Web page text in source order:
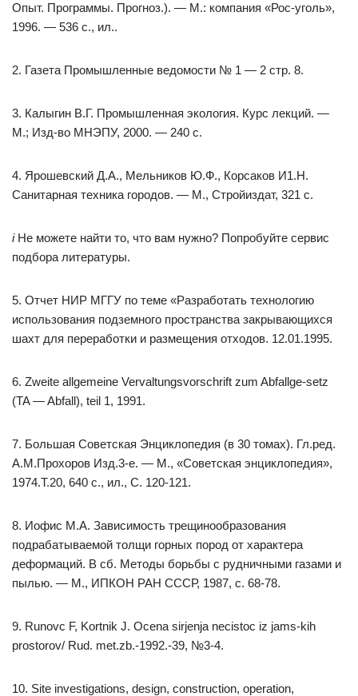
Опыт. Программы. Прогноз.). — М.: компания «Рос-уголь»,
1996. — 536 с., ил..
2. Газета Промышленные ведомости № 1 — 2 стр. 8.
3. Калыгин В.Г. Промышленная экология. Курс лекций. —
М.; Изд-во МНЭПУ, 2000. — 240 с.
4. Ярошевский Д.А., Мельников Ю.Ф., Корсаков И1.Н.
Санитарная техника городов. — М., Стройиздат, 321 с.
iНе можете найти то, что вам нужно? Попробуйте сервис
подбора литературы.
5. Отчет НИР МГГУ по теме «Разработать технологию
использования подземного пространства закрывающихся
шахт для переработки и размещения отходов. 12.01.1995.
6. Zweite allgemeine Vervaltungsvorschrift zum Abfallge-setz
(TA — Abfall), teil 1, 1991.
7. Большая Советская Энциклопедия (в 30 томах). Гл.ред.
А.М.Прохоров Изд.3-е. — М., «Советская энциклопедия»,
1974.Т.20, 640 с., ил., С. 120-121.
8. Иофис М.А. Зависимость трещинообразования
подрабатываемой толщи горных пород от характера
деформаций. В сб. Методы борьбы с рудничными газами и
пылью. — М., ИПКОН РАН СССР, 1987, с. 68-78.
9. Runovc F, Kortnik J. Ocena sirjenja necistoc iz jams-kih
prostorov/ Rud. met.zb.-1992.-39, №3-4.
10. Site investigations, design, construction, operation,